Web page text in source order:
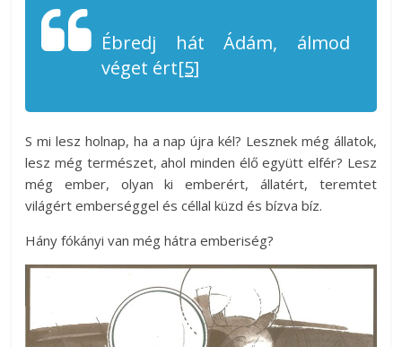
Ébredj hát Ádám, álmod
véget ért[5]
S mi lesz holnap, ha a nap újra kél? Lesznek még állatok,
lesz még természet, ahol minden élő együtt elfér? Lesz
még ember, olyan ki emberért, állatért, teremtet
világért emberséggel és céllal küzd és bízva bíz.
Hány fókányi van még hátra emberiség?